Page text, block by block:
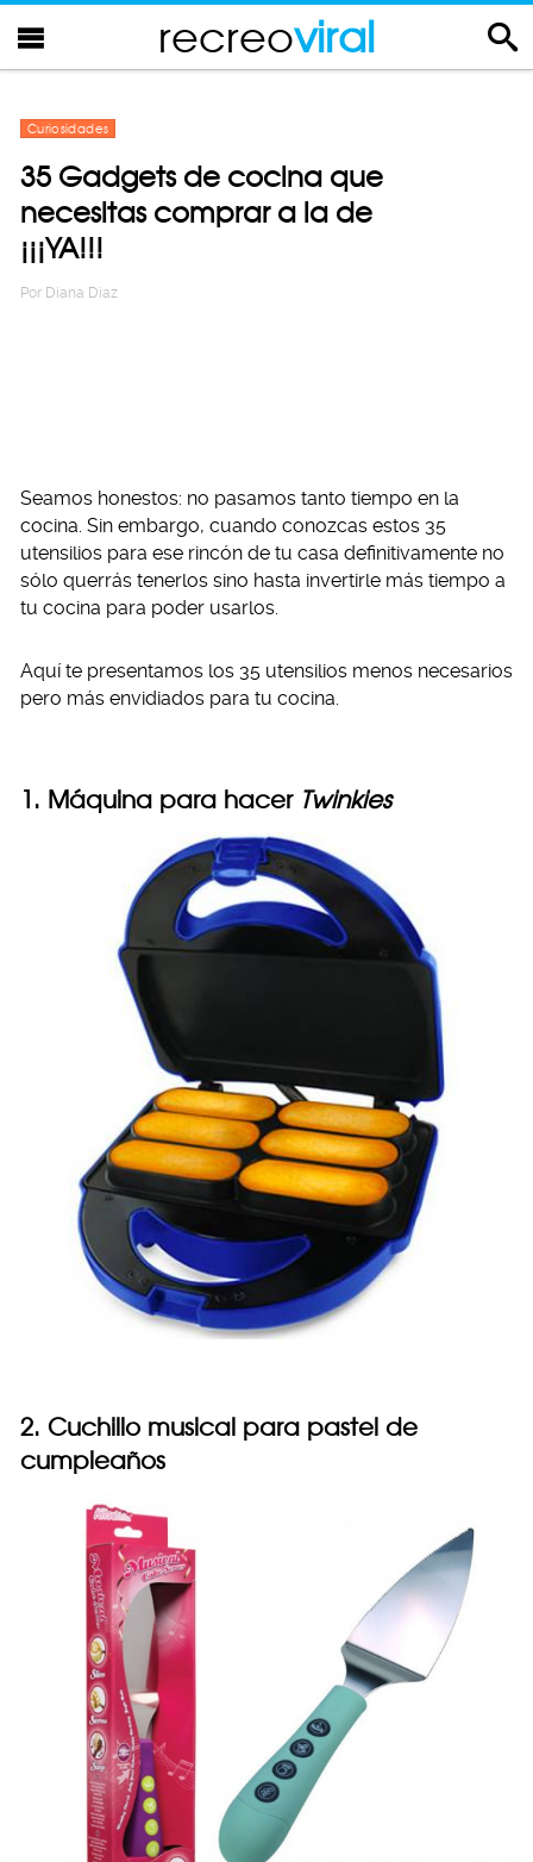
recreoviral
Curiosidades
35 Gadgets de cocina que
necesitas comprar a la de
¡¡¡YA!!!
Por Diana Diaz
Seamos honestos: no pasamos tanto tiempo en la
cocina. Sin embargo, cuando conozcas estos 35
utensilios para ese rincón de tu casa definitivamente no
sólo querrás tenerlos sino hasta invertirle más tiempo a
tu cocina para poder usarlos.
Aquí te presentamos los 35 utensilios menos necesarios
pero más envidiados para tu cocina.
1. Máquina para hacer Twinkies
2. Cuchillo musical para pastel de
cumpleaños